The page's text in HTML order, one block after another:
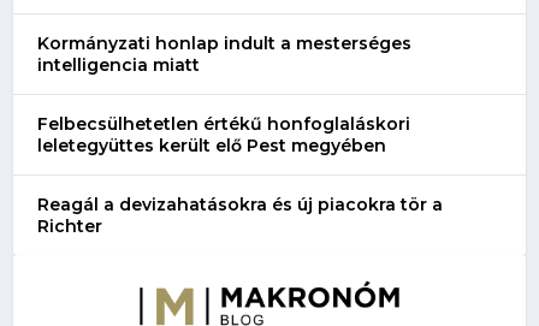
Kormányzati honlap indult a mesterséges
intelligencia miatt
Felbecsülhetetlen értékű honfoglaláskori
leletegyüttes került elő Pest megyében
Reagál a devizahatásokra és új piacokra tör a
Richter